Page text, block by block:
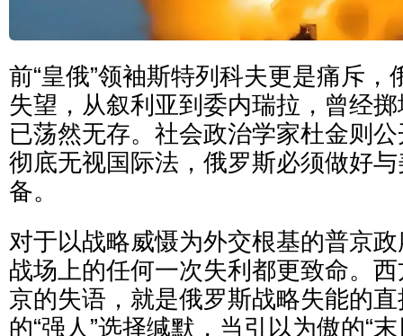
前“皇俄”领袖斯特列科夫更是痛斥
失望，从叙利亚到委内瑞拉，曾经
已荡然无存。社会政治学家杜金则
彻底无视国际法，俄罗斯必须做好
备。
对于以战略威慑为外交根基的普京
战场上的任何一次失利都更致命。
京的失语，就是俄罗斯战略失能的
的“强人”选择缄默，当引以为傲的“